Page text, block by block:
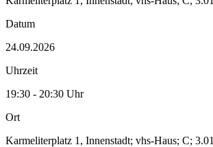
Datum
24.09.2026
Uhrzeit
19:30 - 20:30 Uhr
Ort
Karmeliterplatz 1, Innenstadt; vhs-Haus; C; 3.01